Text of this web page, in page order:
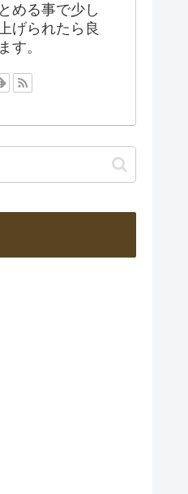
める事で少し
げられたら良
す。